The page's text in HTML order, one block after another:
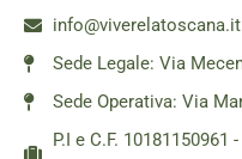
info@viverelatoscana.it
Sede Legale: Via
Sede Operativa: Via
P.I e C.F.